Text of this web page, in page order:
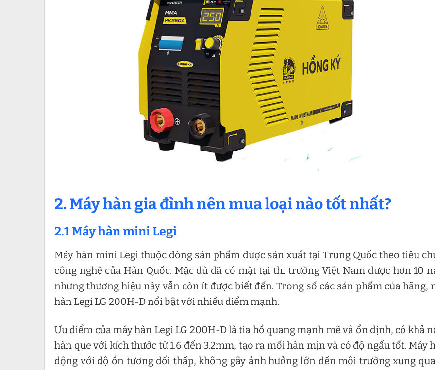
2. Máy hàn gia đình nên mua loại nào tốt nhất?
2.1 Máy hàn mini Legi
Máy hàn mini Legi thuộc dòng sản phẩm được sản xuất tại Trung Quốc theo tiêu
công nghệ của Hàn Quốc. Mặc dù đã có mặt tại thị trường Việt Nam được hơn 10
nhưng thương hiệu này vẫn còn ít được biết đến. Trong số các sản phẩm của hãng,
hàn Legi LG 200H-D nổi bật với nhiều điểm mạnh.
Ưu điểm của máy hàn Legi LG 200H-D là tia hồ quang mạnh mẽ và ổn định, có khả
hàn que với kích thước từ 1.6 đến 3.2mm, tạo ra mối hàn mịn và có độ ngấu tốt. Máy
động với độ ồn tương đối thấp, không gây ảnh hưởng lớn đến môi trường xung